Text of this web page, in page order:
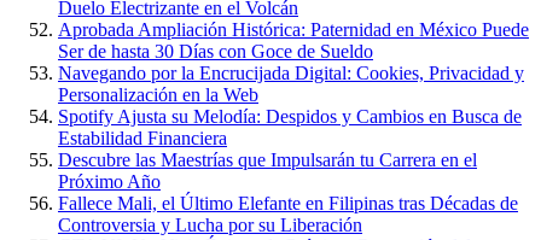
Duelo Electrizante en el Volcán
Aprobada Ampliación Histórica: Paternidad en México Puede
Ser de hasta 30 Días con Goce de Sueldo
Navegando por la Encrucijada Digital: Cookies, Privacidad y
Personalización en la Web
Spotify Ajusta su Melodía: Despidos y Cambios en Busca de
Estabilidad Financiera
Descubre las Maestrías que Impulsarán tu Carrera en el
Próximo Año
Fallece Mali, el Último Elefante en Filipinas tras Décadas de
Controversia y Lucha por su Liberación